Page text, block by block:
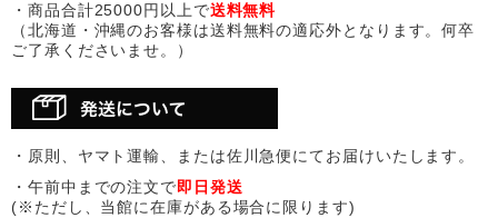
・商品合計25000円以上で送料無料
（北海道・沖縄のお客様は送料無料の適応外となります。何卒
ご了承くださいませ。）
・原則、ヤマト運輸、または佐川急便にてお届けいたします。
・午前中までの注文で即日発送
(※ただし、当館に在庫がある場合に限ります)